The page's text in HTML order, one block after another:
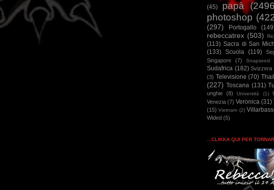
(45)
papà
photoshop
(297)
Portogallo
rebeccatrex (503)
(113) Sacra di San
(133) Scuola (119)
Singapore (7) Snapseed
Sudafrica (182) Svizzera
(3) Televisione (70)
(227) Toscana (131)
unghie (8) Università (1)
Venezia (7) Veronica (31)
(15) Vietnam (2)
Wided (5)
...CLIKKA QUI PER